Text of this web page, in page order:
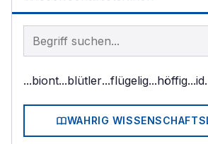
Begriff im Lexikon suchen
...biont...blütler...flügelig...höffig...id
WAHRIG